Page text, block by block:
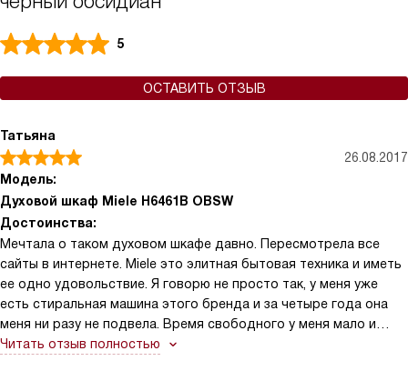
5
ОСТАВИТЬ ОТЗЫВ
Татьяна
26.08.2017
Модель:
Духовой шкаф Miele H6461B OBSW
Достоинства:
Мечтала о таком духовом шкафе давно. Пересмотрела все
сайты в интернете. Miele это элитная бытовая техника и иметь
ее одно удовольствие. Я говорю не просто так, у меня уже
есть стиральная машина этого бренда и за четыре года она
меня ни разу не подвела. Время свободного у меня мало и
этот духовой шкаф, просто находка для меня. Режим
Читать отзыв полностью